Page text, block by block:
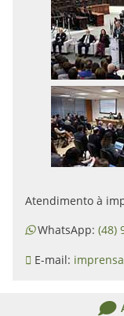
Atendimento à
WhatsApp: (48)
E-mail: